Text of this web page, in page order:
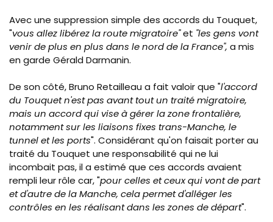
Avec une suppression simple des accords du Touquet,
"vous allez libérez la route migratoire"et "les gens vont
venir de plus en plus dans le nord de la France", a mis
en garde Gérald Darmanin.
De son côté, Bruno Retailleau a fait valoir que "l'accord
du Touquet n'est pas avant tout un traité migratoire,
mais un accord qui vise à gérer la zone frontalière,
notamment sur les liaisons fixes trans-Manche, le
tunnel et les ports". Considérant qu'on faisait porter au
traité du Touquet une responsabilité qui ne lui
incombait pas, il a estimé que ces accords avaient
rempli leur rôle car, "pour celles et ceux qui vont de part
et d'autre de la Manche, cela permet d'alléger les
contrôles en les réalisant dans les zones de départ".